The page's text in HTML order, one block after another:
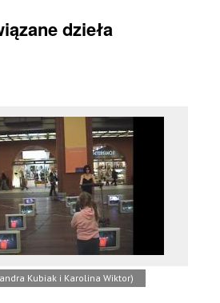
dzieła
Kubiak i Karolina Wiktor)